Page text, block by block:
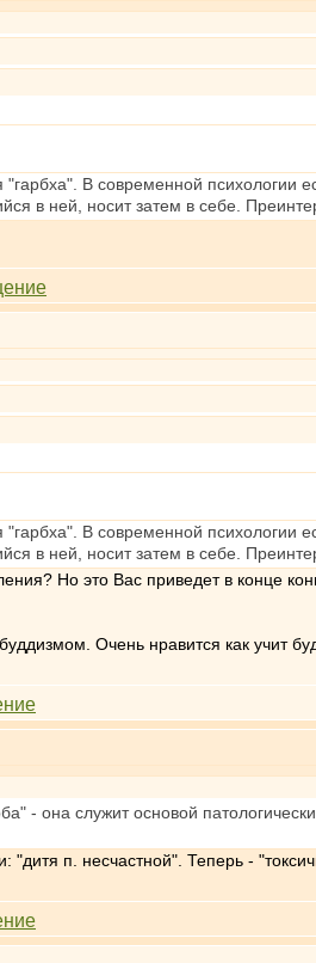
В современной психологии
в ней, носит затем в себе.
В современной психологии
в ней, носит затем в себе.
Но это Вас приведет в конце
Очень нравится как учит
- она служит основой
п. несчастной". Теперь -